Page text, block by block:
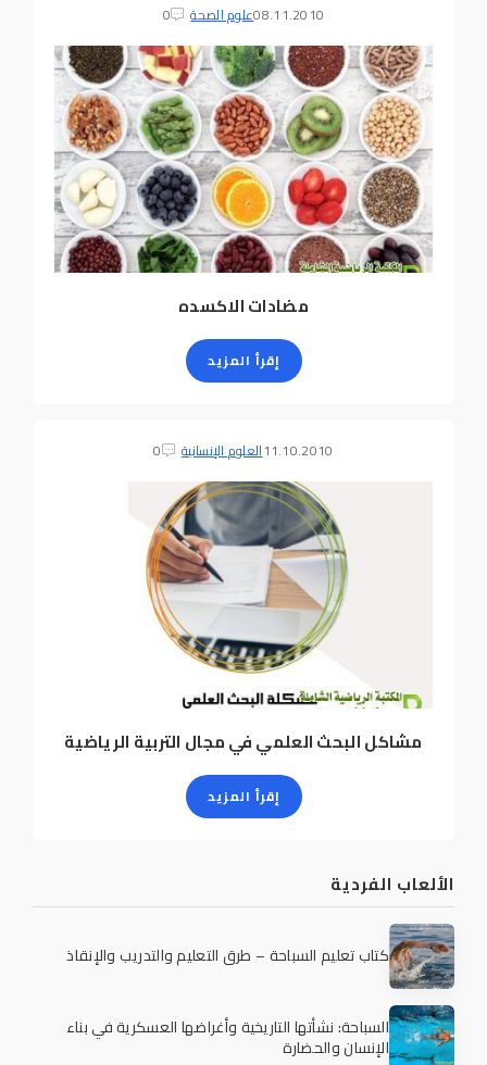
08.11.2010علوم الصحة 0
مضادات الاكسده
إقرأ المزيد
11.10.2010العلوم الإنسانية 0
مشاكل البحث العلمي في مجال التربية الرياضية
إقرأ المزيد
الألعاب الفردية
كتاب تعليم السباحة – طرق التعليم والتدريب والإنقاذ
السباحة: نشأتها التاريخية وأغراضها العسكرية في بناء
الإنسان والحضارة